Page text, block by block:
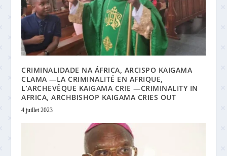
CRIMINALIDADE NA ÁFRICA, ARCISPO KAIGAMA
CLAMA —LA CRIMINALITÉ EN AFRIQUE,
L’ARCHEVÊQUE KAIGAMA CRIE —CRIMINALITY IN
AFRICA, ARCHBISHOP KAIGAMA CRIES OUT
4 juillet 2023